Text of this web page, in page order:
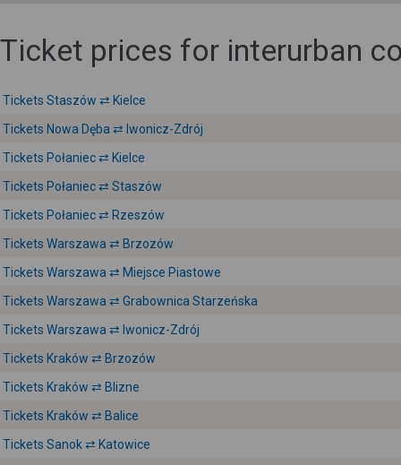
Ticket prices for interurban
Tickets Staszów ⇄ Kielce
Tickets Nowa Dęba ⇄ Iwonicz-Zdrój
Tickets Połaniec ⇄ Kielce
Tickets Połaniec ⇄ Staszów
Tickets Połaniec ⇄ Rzeszów
Tickets Warszawa ⇄ Brzozów
Tickets Warszawa ⇄ Miejsce Piastowe
Tickets Warszawa ⇄ Grabownica Starzeńska
Tickets Warszawa ⇄ Iwonicz-Zdrój
Tickets Kraków ⇄ Brzozów
Tickets Kraków ⇄ Blizne
Tickets Kraków ⇄ Balice
Tickets Sanok ⇄ Katowice